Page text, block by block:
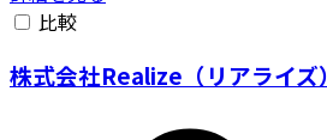
比較
株式会社Realize（リアライズ）